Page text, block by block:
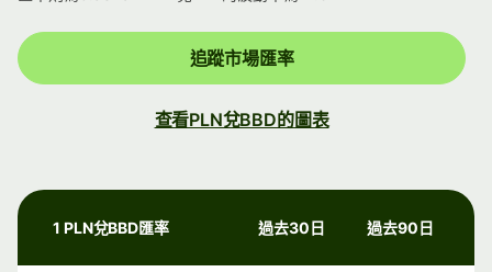
追蹤市場匯率
查看PLN兌BBD的圖表
1 PLN兌BBD匯率 過去30日 過去90日